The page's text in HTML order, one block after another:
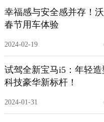
幸福感与安全感并存！
春节用车体验
2024-02-19
试驾全新宝马i5：年轻造
科技豪华新标杆！
2024-01-31